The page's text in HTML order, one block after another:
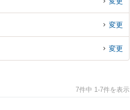
変更
変更
7件中 1-7件を表示